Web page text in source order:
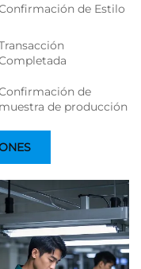
de Estilo
de
muestra de producción